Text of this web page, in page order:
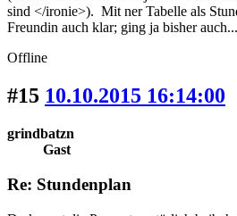
sind </ironie>). Mit ner Tabelle als
Freundin auch klar; ging ja bisher auch...
Offline
#15 10.10.2015 16:14:00
grindbatzn
Gast
Re: Stundenplan